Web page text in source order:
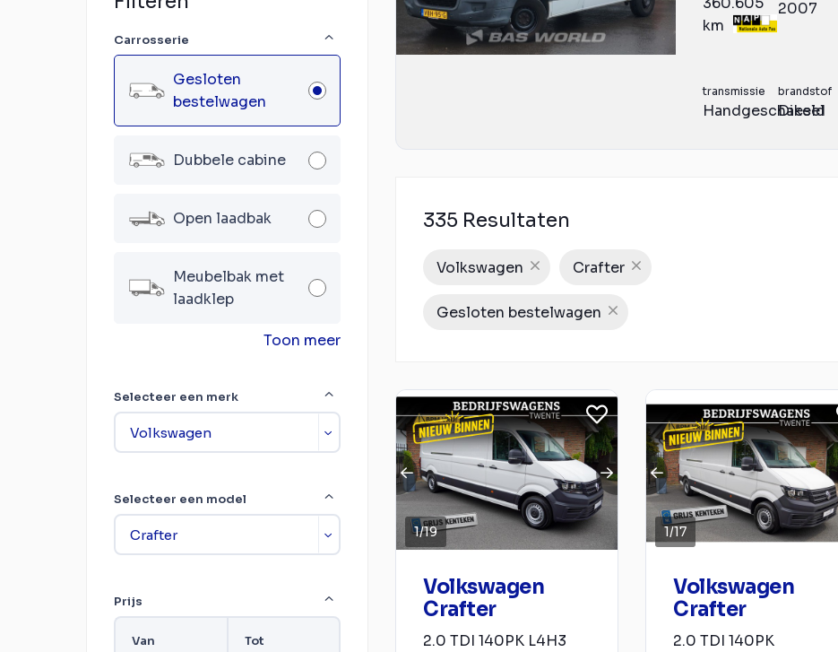
Carrosserie
Gesloten
bestelwagen
Dubbele cabine
Open laadbak
Meubelbak met
laadklep
Toon meer
Selecteer een merk
Selecteer een model
Prijs
Van Tot
km
2007
transmissie
Handgeschakeld
brandstof
Diesel
335 Resultaten
Volkswagen Crafter
Gesloten bestelwagen
1/19
Volkswagen
Crafter
2.0 TDI 140PK L4H3
1/17
Volkswagen
Crafter
2.0 TDI 140PK